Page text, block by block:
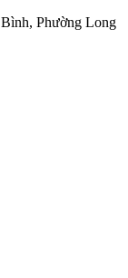
Phường Long